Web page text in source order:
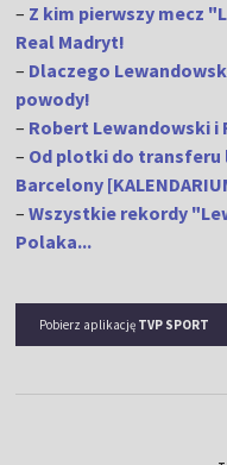
– Z kim pierwszy mecz
Real Madryt!
– Dlaczego
powody!
– Robert Lewandowski i
– Od plotki do transferu
Barcelony
–Wszystkie rekordy
Polaka...
Pobierz aplikację TVP SPORT